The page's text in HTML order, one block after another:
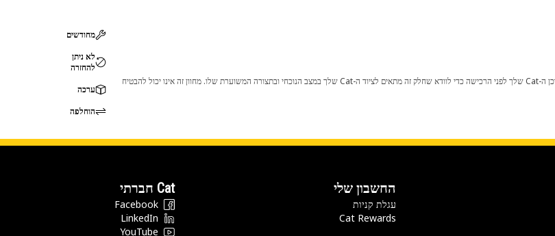
כל שינוי בתצורת היצרן עלול לגרום לכך שהמוצר לא יתאים לציוד ה-Cat שלך. אנא התייעץ עם סוכן ה-Cat שלך לפני הרכישה כדי לוודא שחלק זה מתאים לציוד ה-Cat שלך במצב הנוכחי ובתצורה המשוערת שלו. מחוון זה אינו יכול להבטיח
מחודשים
לא ניתן
להחזרה
ערכה
הוחלפה
החשבון שלי
עגלת קניות
Cat Rewards
Cat חברתי
Facebook
LinkedIn
YouTube